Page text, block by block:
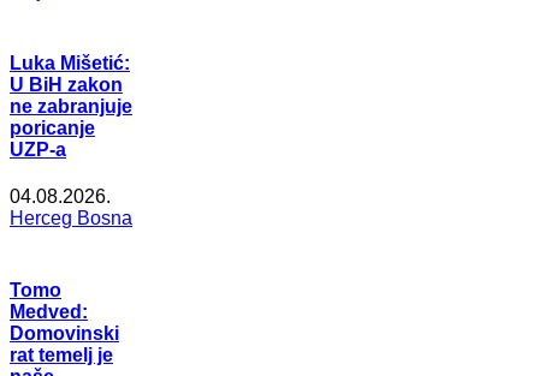
Luka Mišetić:
U BiH zakon
ne zabranjuje
poricanje
UZP-a
04.08.2026.
Herceg Bosna
Tomo
Medved:
Domovinski
rat temelj je